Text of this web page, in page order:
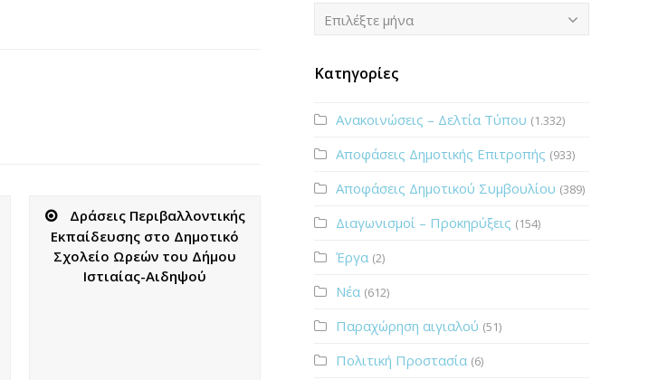
Δράσεις Περιβαλλοντικής
Εκπαίδευσης στο Δημοτικό
Σχολείο Ωρεών του Δήμου
Ιστιαίας-Αιδηψού
Ιστορικό
Επιλέξτε μήνα
Κατηγορίες
Ανακοινώσεις – Δελτία Τύπου (1.332)
Αποφάσεις Δημοτικής Επιτροπής (933)
Αποφάσεις Δημοτικού Συμβουλίου (389)
Διαγωνισμοί – Προκηρύξεις (154)
Έργα (2)
Νέα (612)
Παραχώρηση αιγιαλού (51)
Πολιτική Προστασία (6)